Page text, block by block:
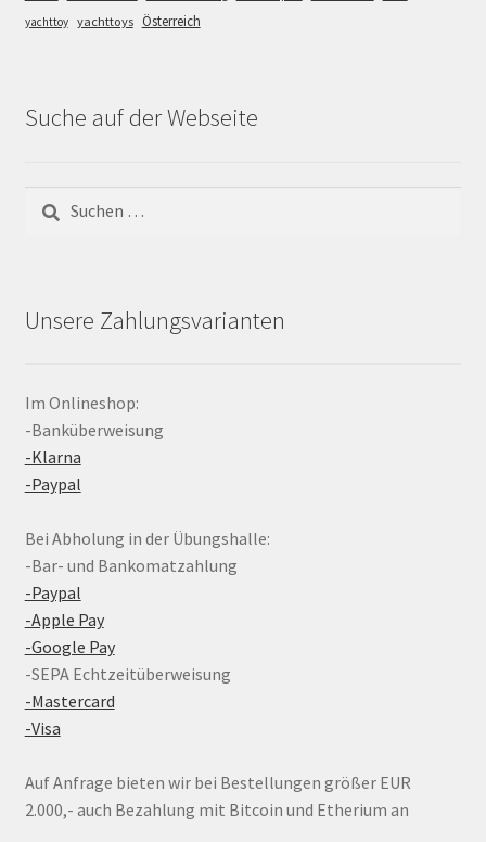
yachttoy yachttoys Österreich
Suche auf der Webseite
Suchen
nach:
Unsere Zahlungsvarianten
Im Onlineshop:
-Banküberweisung
-Klarna
-Paypal
Bei Abholung in der Übungshalle:
-Bar- und Bankomatzahlung
-Paypal
-Apple Pay
-Google Pay
-SEPA Echtzeitüberweisung
-Mastercard
-Visa
Auf Anfrage bieten wir bei Bestellungen größer EUR
2.000,- auch Bezahlung mit Bitcoin und Etherium an